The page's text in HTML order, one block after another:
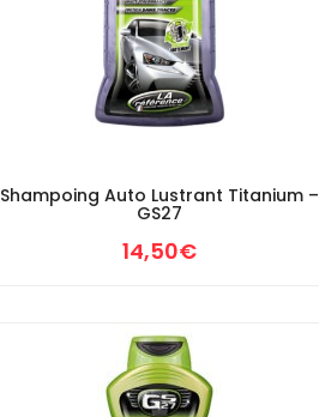
Shampoing Auto Lustrant Titanium –
GS27
14,50€